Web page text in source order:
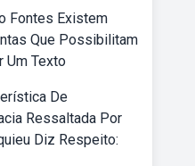
Fontes Existem
Que Possibilitam
Um Texto
De
Ressaltada Por
Diz Respeito: